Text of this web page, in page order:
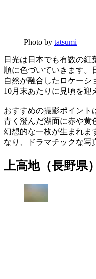
Photo by tatsumi
日光は日本でも有数の紅
順に色づいていきます。
自然が融合したロケーシ
10月末あたりに見頃を迎
おすすめの撮影ポイント
青く澄んだ湖面に赤や黄
幻想的な一枚が生まれま
なり、ドラマチックな写
上高地（長野県）